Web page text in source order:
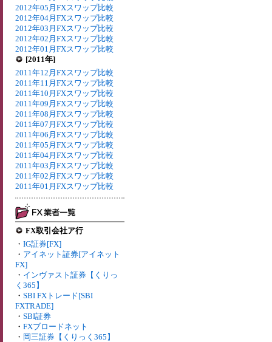
2012年05月FXスワップ比較
2012年04月FXスワップ比較
2012年03月FXスワップ比較
2012年02月FXスワップ比較
2012年01月FXスワップ比較
[2011年]
2011年12月FXスワップ比較
2011年11月FXスワップ比較
2011年10月FXスワップ比較
2011年09月FXスワップ比較
2011年08月FXスワップ比較
2011年07月FXスワップ比較
2011年06月FXスワップ比較
2011年05月FXスワップ比較
2011年04月FXスワップ比較
2011年03月FXスワップ比較
2011年02月FXスワップ比較
2011年01月FXスワップ比較
FX取引会社ア行
・ IG証券[FX]
・ アイネット証券[アイネット
FX]
・ インヴァスト証券【くりっ
く365】
・ SBI FXトレード[SBI
FXTRADE]
・ SBI証券
・ FXブロードネット
・ 岡三証券【くりっく365】